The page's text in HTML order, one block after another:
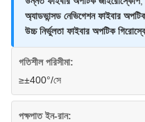
অ্যাডভান্সড নেভিগেশন ফাইবার
উচ্চ নির্ভুলতা ফাইবার অপটিক
গতিশীল পরিসীমা:
≥±400°/সে
পক্ষপাত ইন-রান: